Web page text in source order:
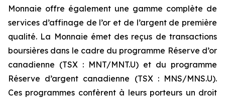
Monnaie offre également une gamme complète de
services d’affinage de l’or et de l’argent de première
qualité. La Monnaie émet des reçus de transactions
boursières dans le cadre du programme Réserve d’or
canadienne (TSX : MNT/MNT.U) et du programme
Réserve d’argent canadienne (TSX : MNS/MNS.U).
Ces programmes confèrent à leurs porteurs un droit